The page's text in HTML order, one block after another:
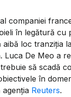
companiei
în legătură cu
loc tranziția
Luca De Meo a
să scadă
în
Reuters.